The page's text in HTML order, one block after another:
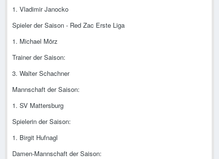
1. Vladimir Janocko
Spieler der Saison - Red Zac Erste Liga
1. Michael Mörz
Trainer der Saison:
3. Walter Schachner
Mannschaft der Saison:
1. SV Mattersburg
Spielerin der Saison:
1. Birgit Hufnagl
Damen-Mannschaft der Saison: